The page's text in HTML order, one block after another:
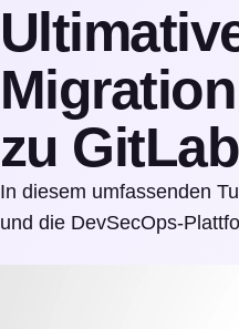
zu GitLab
In diesem umfassenden
und die DevSecOps-